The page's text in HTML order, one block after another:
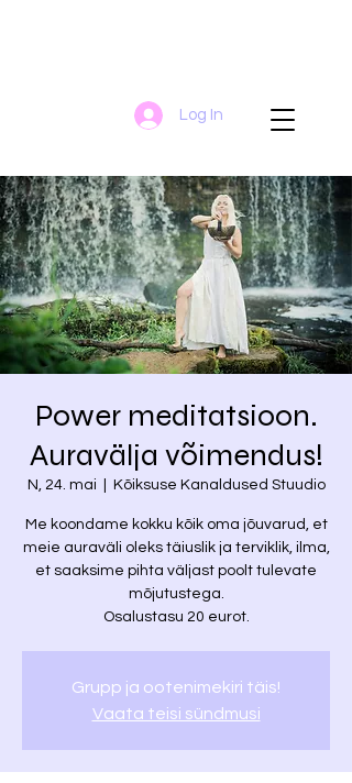
Log In
Power meditatsioon.
Auravälja võimendus!
N, 24. mai Kõiksuse Kanaldused Stuudio
Me koondame kokku kõik oma jõuvarud, et
meie auraväli oleks täiuslik ja terviklik, ilma,
et saaksime pihta väljast poolt tulevate
mõjutustega.
Osalustasu 20 eurot.
Grupp ja ootenimekiri täis!
Vaata teisi sündmusi